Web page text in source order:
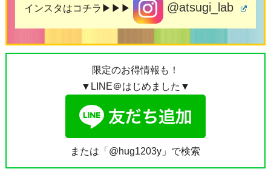
インスタはコチラ▶▶▶ @atsugi_lab
限定のお得情報も！
▼LINE＠はじめました▼
または「@hug1203y」で検索